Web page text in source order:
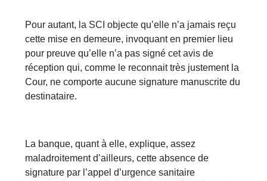
Pour autant, la SCI objecte qu’elle n’a jamais reçu
cette mise en demeure, invoquant en premier lieu
pour preuve qu’elle n’a pas signé cet avis de
réception qui, comme le reconnait très justement la
Cour, ne comporte aucune signature manuscrite du
destinataire.
La banque, quant à elle, explique, assez
maladroitement d’ailleurs, cette absence de
signature par l’appel d’urgence sanitaire